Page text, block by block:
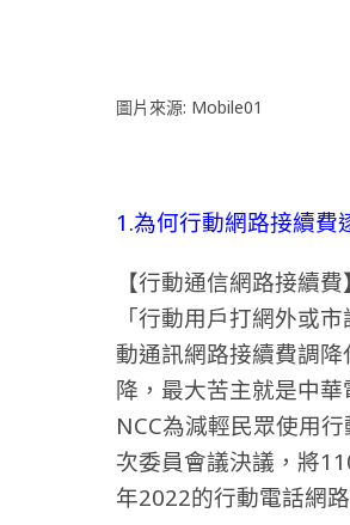
圖片來源: Mobile01
1.為何行動網路接續費
【行動通信網路接續
「行動用戶打網外或
動通訊網路接續費調
降，最大苦主就是中華
NCC為減輕民眾使用
次委員會議決議，將
年2022的行動電話網